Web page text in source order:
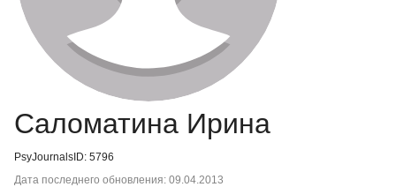
Саломатина Ирина
PsyJournalsID: 5796
Дата последнего обновления: 09.04.2013